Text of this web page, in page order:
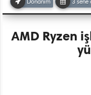
Donanım 3 sene
AMD Ryzen